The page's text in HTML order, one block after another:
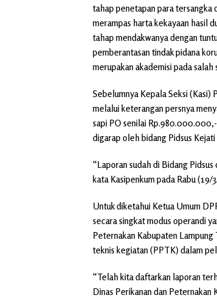
tahap penetapan para
merampas harta kekayaan hasil
tahap mendakwanya dengan
pemberantasan tindak pidana
merupakan akademisi pada salah
Sebelumnya Kepala Seksi (Kasi)
melalui keterangan persnya
sapi PO senilai
digarap oleh bidang Pidsus
“Laporan sudah di Bidang
kata Kasipenkum pada Rabu (19/
Untuk diketahui Ketua Umum
secara singkat modus operandi
Peternakan Kabupaten
teknis kegiatan (PPTK) dalam
“Telah kita daftarkan laporan
Dinas Perikanan dan